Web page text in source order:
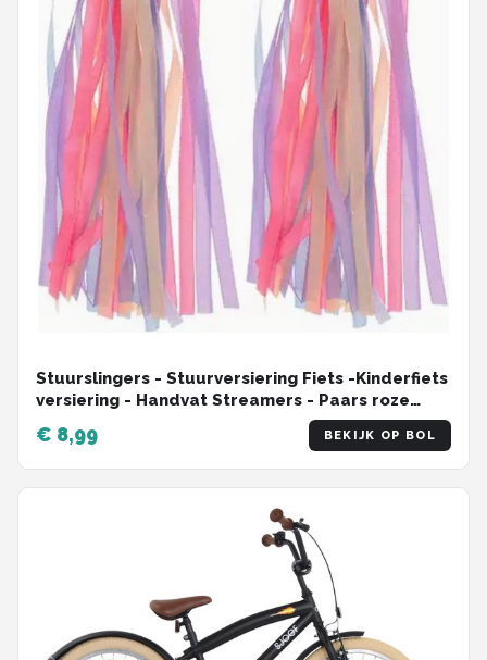
Stuurslingers - Stuurversiering Fiets -Kinderfiets
versiering - Handvat Streamers - Paars roze
€ 8,99 BEKIJK OP BOL